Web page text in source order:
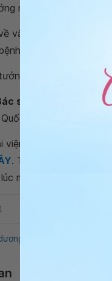
như thế nào thì tùy
vấn đề “ xét nghiệm
viện thuộc
Hệ
Vinmec. Trân
sĩ chuyên khoa I
tế Vinmec Times
Quý khách vui
. Tải và đặt lịch
mọi nơi ngay trên
tính